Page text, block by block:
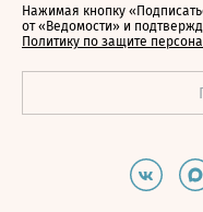
Нажимая кнопку
от «Ведомости» и
Политику по защите